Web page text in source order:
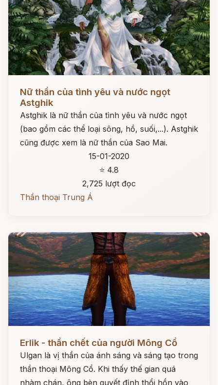
Nữ thần của tình yêu và nước ngọt
Astghik
Astghik là nữ thần của tình yêu và nước ngọt
(bao gồm các thể loại sông, hồ, suối,...). Astghik
cũng được xem là nữ thần của Sao Mai.
15-01-2020
⭐ 4.8
2,725 lượt đọc
Thần thoại Trung Á
Erlik - thần chết của người Mông Cổ
Ulgan là vị thần của ánh sáng và sáng tạo trong
thần thoại Mông Cổ. Khi thấy thế gian quá
nhàm chán, ông bèn quyết định thổi hồn vào